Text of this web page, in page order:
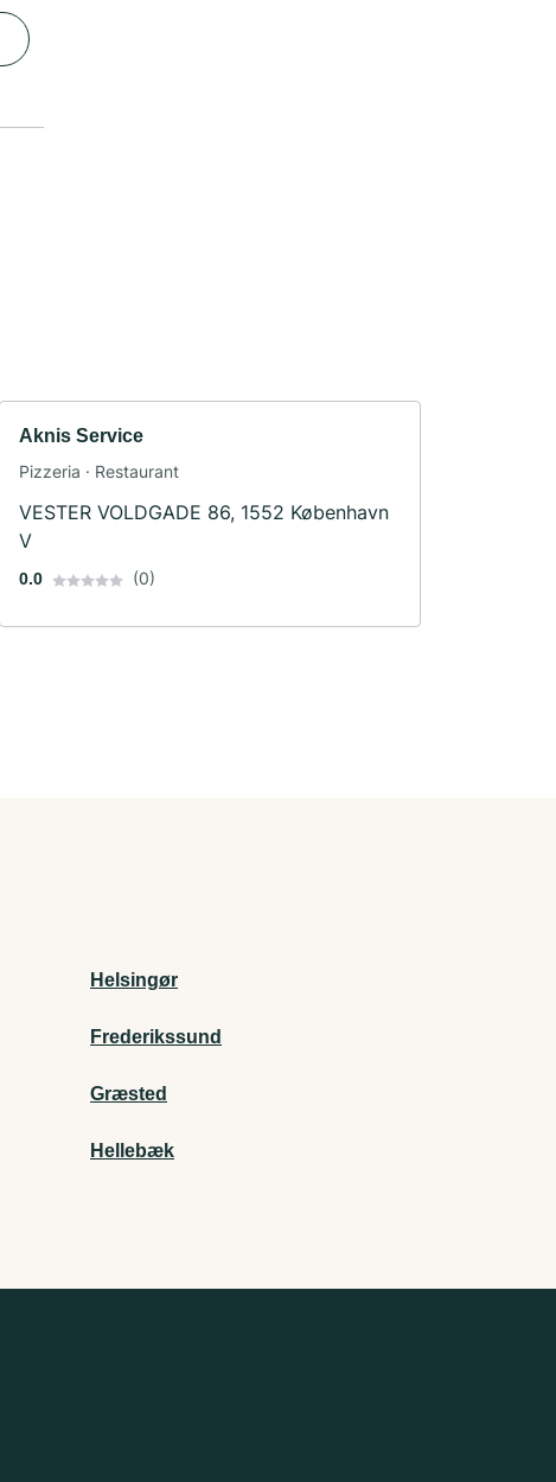
Aknis Service
Pizzeria · Restaurant
VESTER VOLDGADE 86, 1552 København
V
0.0 (0)
Helsingør
Frederikssund
Græsted
Hellebæk